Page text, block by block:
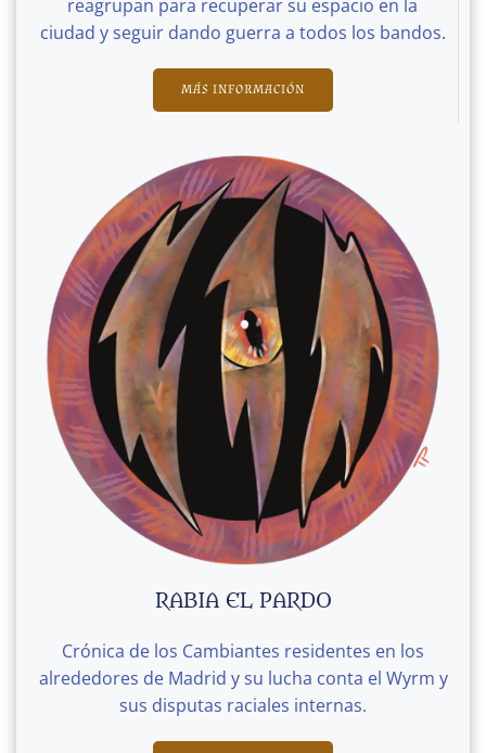
reagrupan para recuperar su espacio en la
ciudad y seguir dando guerra a todos los bandos.
MÁS INFORMACIÓN
RABIA EL PARDO
Crónica de los Cambiantes residentes en los
alrededores de Madrid y su lucha conta el Wyrm y
sus disputas raciales internas.